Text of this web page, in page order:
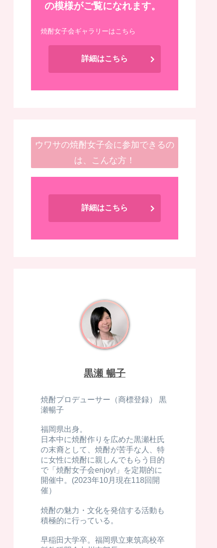
の模様がご覧になれます。
焼酎女子会ギャラリーはこちら
詳細はこちら
ウワサの焼酎女子会に参加できるの
は、こんな方！
詳細はこちら
黒瀬 暢子
焼酎プロデューサー（商標登録） 黒
瀬暢子
福岡県出身。
日本中に焼酎作りを広めた黒瀬杜氏
の末裔として、焼酎が苦手な人、特
に女性に焼酎に親しんでもらう目的
で「焼酎女子会enjoy!」を定期的に
開催中。(2023年10月現在118回開
催）
焼酎の魅力・文化を発信する活動も
積極的に行っている。
早稲田大学卒。福岡県立東筑高校卒